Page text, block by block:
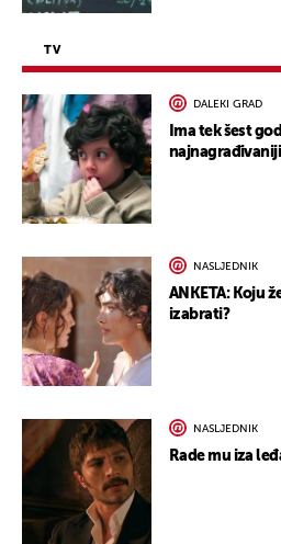
TV
DALEKI GRAD
Ima tek šest
NASLJEDNIK
ANKETA: Koju
izabrati?
NASLJEDNIK
Rade mu iza